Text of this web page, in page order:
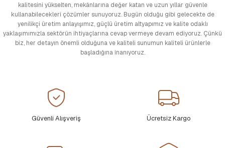
kalitesini yükselten, mekânlarına değer katan ve uzun yıllar güvenle
kullanabilecekleri çözümler sunuyoruz. Bugün olduğu gibi gelecekte de
yenilikçi üretim anlayışımız, güçlü üretim altyapımız ve kalite odaklı
yaklaşımımızla sektörün ihtiyaçlarına cevap vermeye devam ediyoruz. Çünkü
biz, her detayın önemli olduğuna ve kaliteli sunumun kaliteli ürünlerle
başladığına inanıyoruz.
Güvenli Alışveriş Ücretsiz Kargo